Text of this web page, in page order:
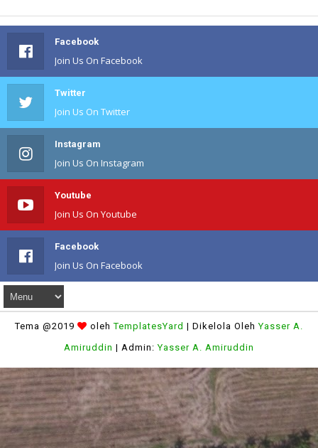
Facebook
Join Us On Facebook
Twitter
Join Us On Twitter
Instagram
Join Us On Instagram
Youtube
Join Us On Youtube
Facebook
Join Us On Facebook
Tema @2019 olehTemplatesYard | Dikelola OlehYasser A.
Amiruddin | Admin:Yasser A. Amiruddin